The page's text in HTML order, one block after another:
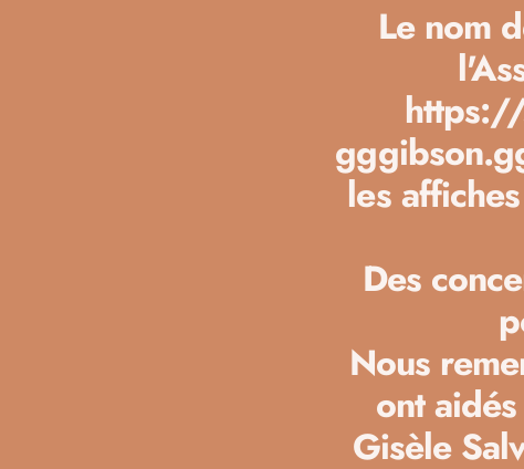
Le nom
les
Des
Nous
ont
Gisèle